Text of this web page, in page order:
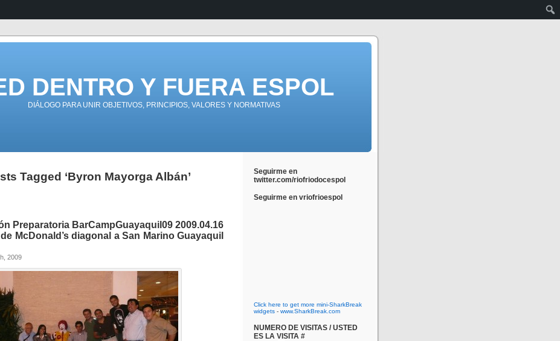
DENTRO Y FUERA ESPOL
DIÁLOGO PARA UNIR OBJETIVOS, PRINCIPIOS, VALORES Y NORMATIVAS
Tagged ‘Byron Mayorga Albán’
Preparatoria BarCampGuayaquil09 2009.04.16
McDonald’s diagonal a San Marino Guayaquil
2009
Seguirme en
twitter.com/riofriodocespol
Seguirme en vriofrioespol
Click here to get more mini-SharkBreak
widgets - www.SharkBreak.com
NUMERO DE VISITAS / USTED
ES LA VISITA #